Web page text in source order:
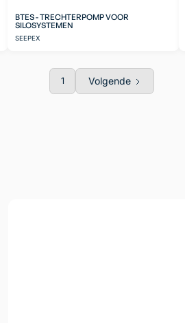
BTES - TRECHTERPOMP VOOR
SILOSYSTEMEN
SEEPEX
1 Volgende